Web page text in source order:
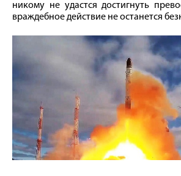
никому не удастся достигнуть
враждебное действие не останется